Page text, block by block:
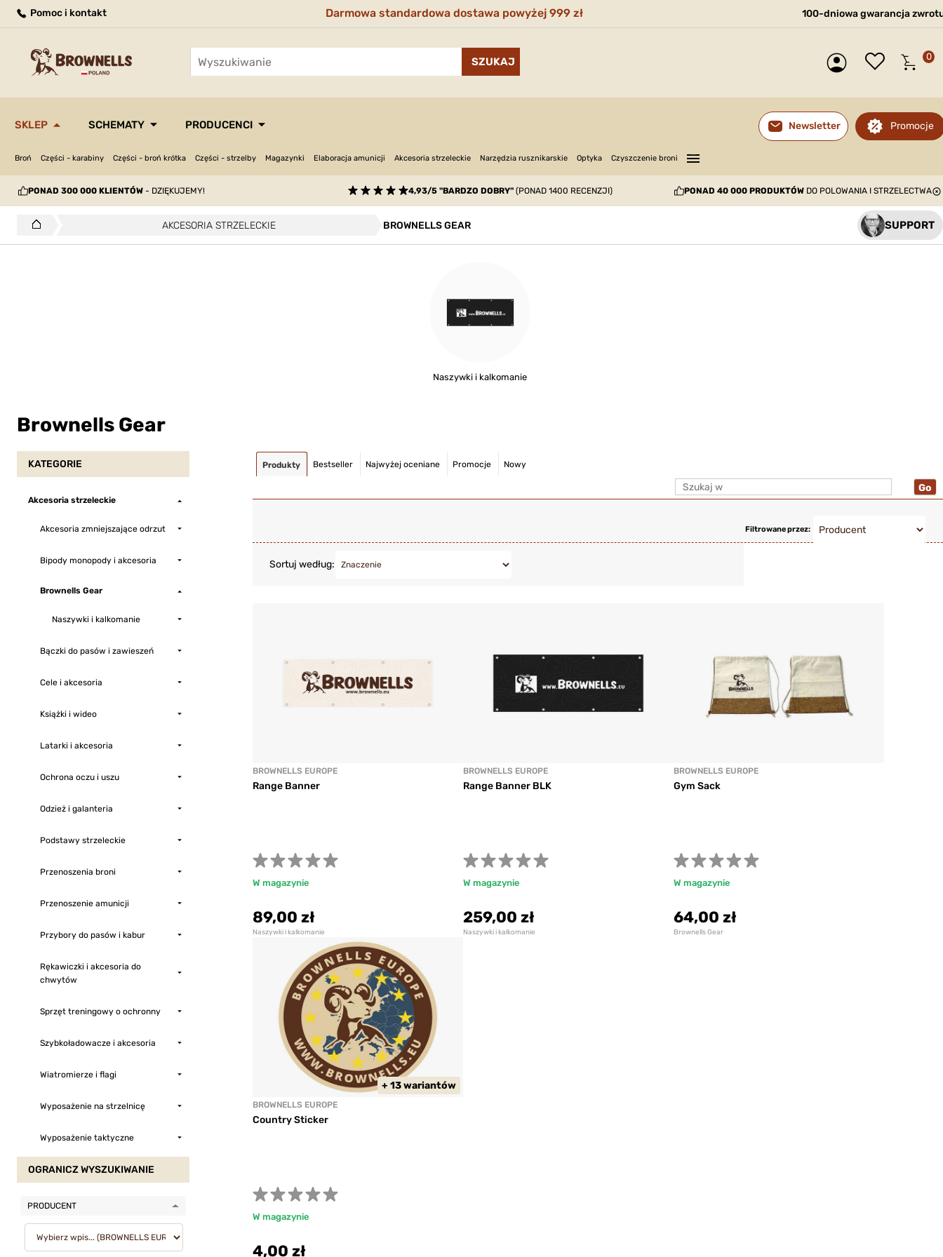
Pomoc i kontakt Darmowa standardowa dostawa powyżej 999 zł 100-dniowa gwarancja
0
SKLEP SCHEMATY PRODUCENCI Newsletter Promocje
Broń Części - karabiny Części - broń krótka Części - strzelby Magazynki Elaboracja amunicji Akcesoria strzeleckie Narzędzia rusznikarskie Optyka Czyszczenie broni —
—
—
PONAD 300 000 KLIENTÓW - DZIĘKUJEMY! 4,93/5 "BARDZO DOBRY"(PONAD 1400 RECENZJI) PONAD 40 000 PRODUKTÓW DO POLOWANIA I STRZELECTWA
AKCESORIA STRZELECKIE BROWNELLS GEAR SUPPORT
Naszywki i kalkomanie
Brownells Gear
Produkty Bestseller Najwyżej oceniane Promocje Nowy
Filtrowane przez:
Sortuj według:
BROWNELLS EUROPE
Range Banner
Naszywki i kalkomanie
W magazynie
89,00 zł
BROWNELLS EUROPE
Range Banner BLK
Naszywki i kalkomanie
W magazynie
259,00 zł
BROWNELLS EUROPE
Gym Sack
Brownells Gear
W magazynie
64,00 zł
+ 13 wariantów
BROWNELLS EUROPE
Country Sticker
W magazynie
4,00 zł
KATEGORIE
Akcesoria strzeleckie
Akcesoria zmniejszające odrzut
Bipody monopody i akcesoria
Brownells Gear
Naszywki i kalkomanie
Bączki do pasów i zawieszeń
Cele i akcesoria
Książki i wideo
Latarki i akcesoria
Ochrona oczu i uszu
Odzież i galanteria
Podstawy strzeleckie
Przenoszenia broni
Przenoszenie amunicji
Przybory do pasów i kabur
Rękawiczki i akcesoria do
chwytów
Sprzęt treningowy o ochronny
Szybkoładowacze i akcesoria
Wiatromierze i flagi
Wyposażenie na strzelnicę
Wyposażenie taktyczne
OGRANICZ WYSZUKIWANIE
PRODUCENT